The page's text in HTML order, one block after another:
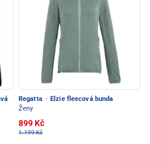
Regatta · Elzie fleecová bunda
Ženy
899 Kč
1.199 Kč